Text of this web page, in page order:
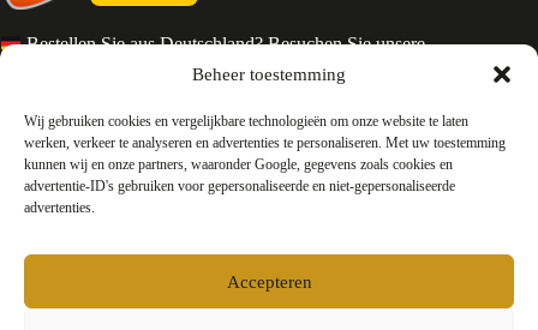
Beheer toestemming
Wij gebruiken cookies en vergelijkbare technologieën om onze website te laten
werken, verkeer te analyseren en advertenties te personaliseren. Met uw toestemming
kunnen wij en onze partners, waaronder Google, gegevens zoals cookies en
advertentie-ID's gebruiken voor gepersonaliseerde en niet-gepersonaliseerde
advertenties.
Accepteren
Bestellen Sie aus Deutschland? Besuchen Sie unsere
Services en Contact
Algemene voorwaarden
Retourneren
Privacy
Contact